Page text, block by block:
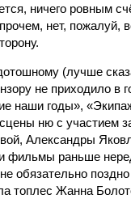
ничего ровным
нет, пожалуй,
(лучше
не приходило в
наши годы»,
ню с участием
Александры
фильмы раньше
обязательно
топлес Жанна